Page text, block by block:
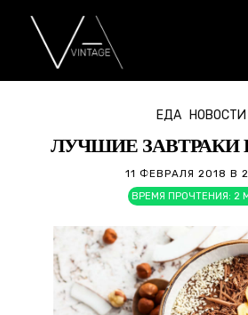
ЕДА НОВОСТИ
ЛУЧШИЕ
11 ФЕВРАЛЯ 2018 В
ВРЕМЯ ПРОЧТЕНИЯ: 2